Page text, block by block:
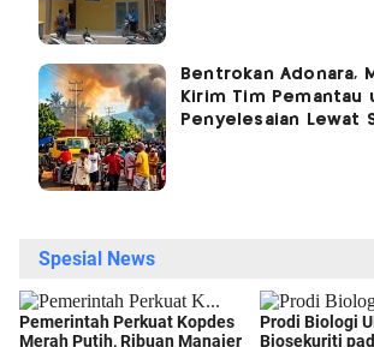
Bentrokan Adonara,
Kirim Tim Pemantau
Penyelesaian Lewat